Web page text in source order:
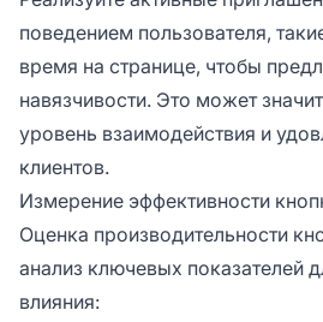
поведением пользователя,
время на странице, чтобы
навязчивости. Это может
уровень взаимодействия и
клиентов.
Измерение эффективности
Оценка производительности
анализ ключевых показателей
влияния: